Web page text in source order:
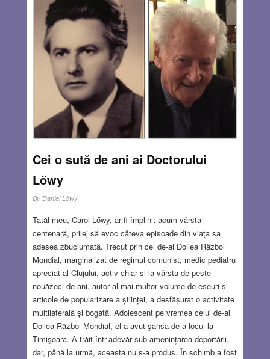
Cei o sută de ani ai Doctorului
Lőwy
By Daniel Lõwy
Tatăl meu, Carol Lőwy, ar fi împlinit acum vârsta
centenară, prilej să evoc câteva episoade din viaţa sa
adesea zbuciumată. Trecut prin cel de-al Doilea Război
Mondial, marginalizat de regimul comunist, medic pediatru
apreciat al Clujului, activ chiar și la vârsta de peste
nouăzeci de ani, autor al mai multor volume de eseuri și
articole de popularizare a științei, a desfășurat o activitate
multilaterală și bogată. Adolescent pe vremea celui de-al
Doilea Război Mondial, el a avut şansa de a locui la
Timişoara. A trăit într-adevăr sub amenințarea deportării,
dar, până la urmă, aceasta nu s-a produs. În schimb a fost